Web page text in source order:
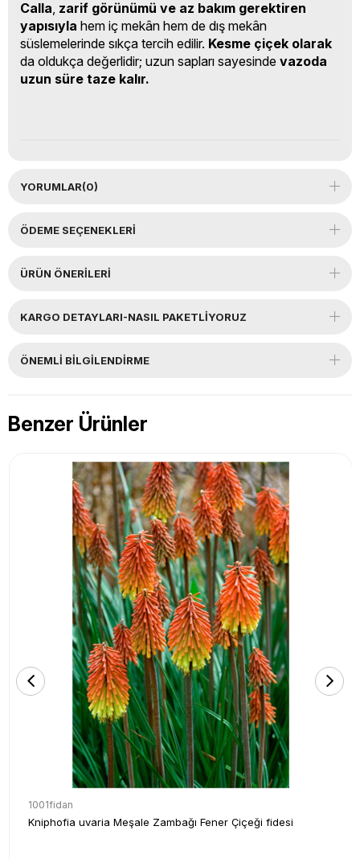
Calla zarif görünümü ve az bakım gerektiren
yapısıyla hem iç mekân hem de dış mekân
süslemelerinde sıkça tercih edilir. Kesme çiçek olarak
da oldukça değerlidir; uzun sapları sayesinde vazoda
uzun süre taze kalır.
YORUMLAR(0)
ÖDEME SEÇENEKLERI
ÜRÜN ÖNERILERI
KARGO DETAYLARI-NASIL PAKETLİYORUZ
ÖNEMLI BILGILENDIRME
Benzer Ürünler
1001fidan
Kniphofia uvaria Meşale Zambağı Fener Çiçeği fidesi